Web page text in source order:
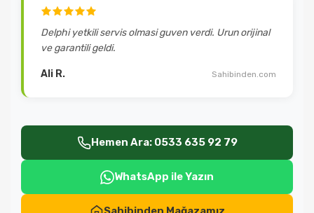
Delphi yetkili servis olmasi guven verdi. Urun orijinal
ve garantili geldi.
Ali R. Sahibinden.com
Hemen Ara: 0533 635 92 79
WhatsApp ile Yazın